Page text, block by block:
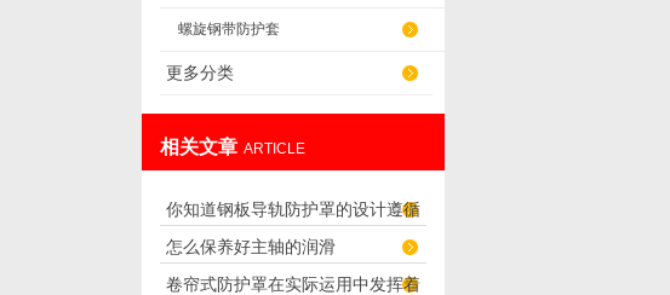
螺旋钢带防护套
更多分类
相关文章 ARTICLE
你知道钢板导轨防护罩的设计遵循
了哪些要求吗？
怎么保养好主轴的润滑
卷帘式防护罩在实际运用中发挥着